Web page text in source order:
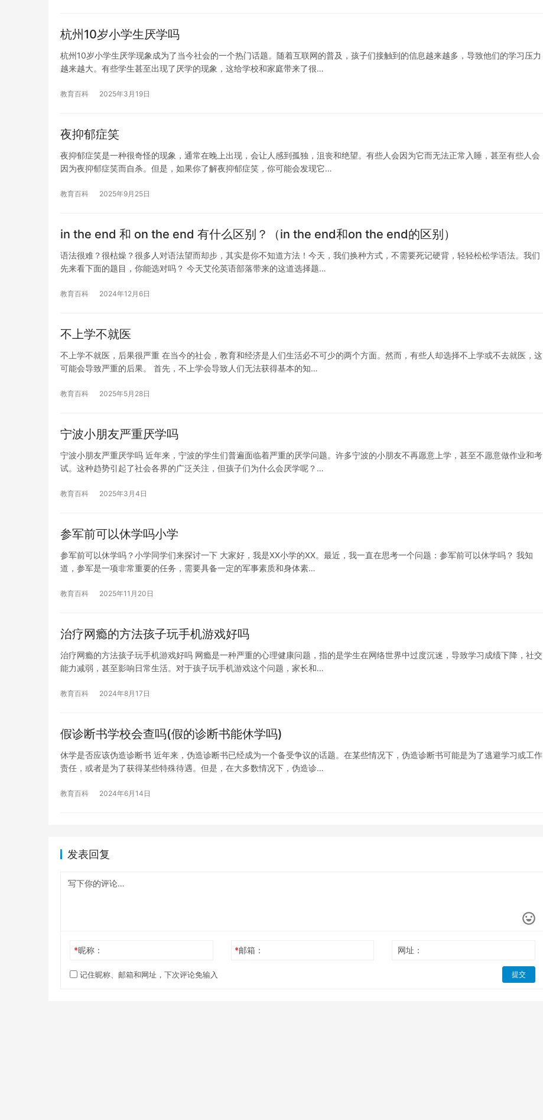
杭州10岁小学生厌学吗
杭州10岁小学生厌学现象成为了当今社会的一个热门话题。随着互联网的普及，孩子们接触到的信息越来越多，导致他们的学习压力
越来越大。有些学生甚至出现了厌学的现象，这给学校和家庭带来了很…
教育百科 2025年3月19日
夜抑郁症笑
夜抑郁症笑是一种很奇怪的现象，通常在晚上出现，会让人感到孤独，沮丧和绝望。有些人会因为它而无法正常入睡，甚至有些人会
因为夜抑郁症笑而自杀。但是，如果你了解夜抑郁症笑，你可能会发现它…
教育百科 2025年9月25日
in the end 和 on the end 有什么区别？（in the end和on the end的区别）
语法很难？很枯燥？很多人对语法望而却步，其实是你不知道方法！今天，我们换种方式，不需要死记硬背，轻轻松松学语法。我们
先来看下面的题目，你能选对吗？ 今天艾伦英语部落带来的这道选择题…
教育百科 2024年12月6日
不上学不就医
不上学不就医，后果很严重 在当今的社会，教育和经济是人们生活必不可少的两个方面。然而，有些人却选择不上学或不去就医，这
可能会导致严重的后果。 首先，不上学会导致人们无法获得基本的知…
教育百科 2025年5月28日
宁波小朋友严重厌学吗
宁波小朋友严重厌学吗 近年来，宁波的学生们普遍面临着严重的厌学问题。许多宁波的小朋友不再愿意上学，甚至不愿意做作业和考
试。这种趋势引起了社会各界的广泛关注，但孩子们为什么会厌学呢？…
教育百科 2025年3月4日
参军前可以休学吗小学
参军前可以休学吗？小学同学们来探讨一下 大家好，我是XX小学的XX。最近，我一直在思考一个问题：参军前可以休学吗？ 我知
道，参军是一项非常重要的任务，需要具备一定的军事素质和身体素…
教育百科 2025年11月20日
治疗网瘾的方法孩子玩手机游戏好吗
治疗网瘾的方法孩子玩手机游戏好吗 网瘾是一种严重的心理健康问题，指的是学生在网络世界中过度沉迷，导致学习成绩下降，社交
能力减弱，甚至影响日常生活。对于孩子玩手机游戏这个问题，家长和…
教育百科 2024年8月17日
假诊断书学校会查吗(假的诊断书能休学吗)
休学是否应该伪造诊断书 近年来，伪造诊断书已经成为一个备受争议的话题。在某些情况下，伪造诊断书可能是为了逃避学习或工作
责任，或者是为了获得某些特殊待遇。但是，在大多数情况下，伪造诊…
教育百科 2024年6月14日
发表回复
*昵称： *邮箱： 网址：
记住昵称、邮箱和网址，下次评论免输入 提交